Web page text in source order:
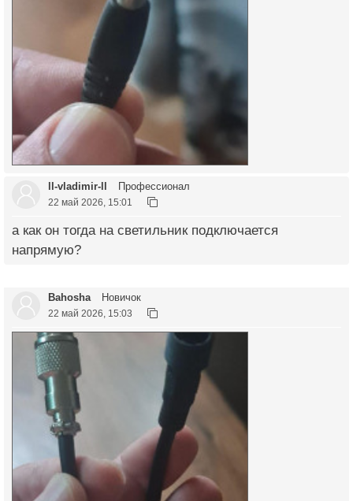
ll-vladimir-ll Профессионал
22 май 2026, 15:01
а как он тогда на светильник подключается
напрямую?
Bahosha Новичок
22 май 2026, 15:03